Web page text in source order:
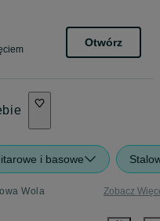
Otwórz
i basowe
Wola Zobacz